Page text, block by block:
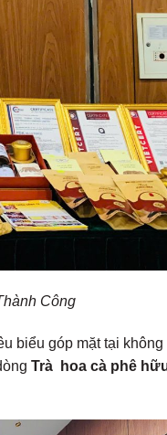
Công
biểu góp mặt tại
Trà
hoa cà phê